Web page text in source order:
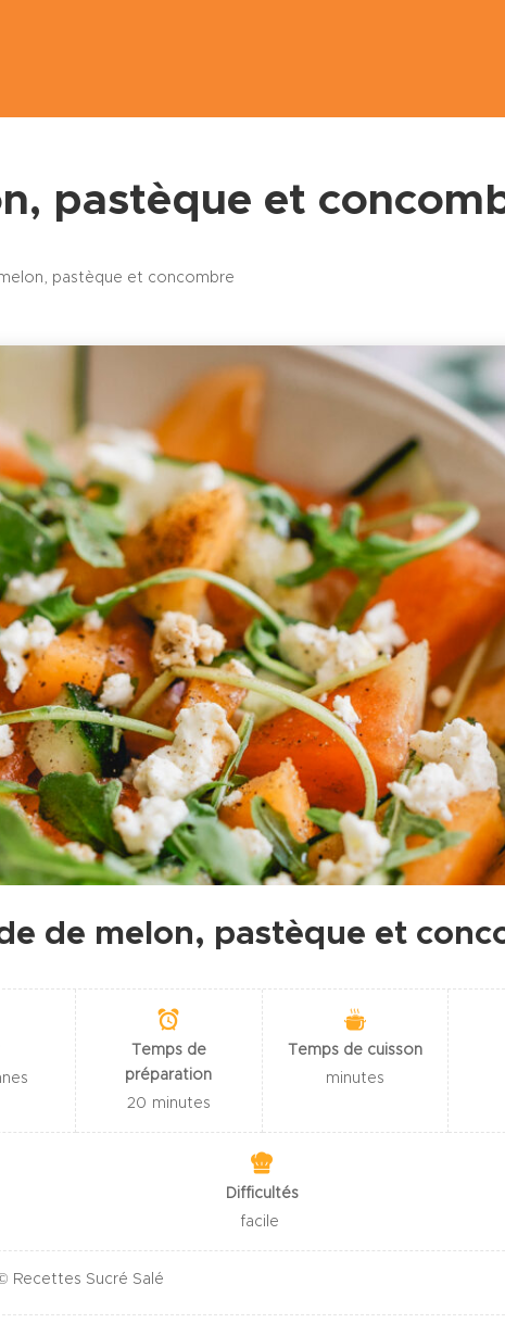
pastèque et
pastèque et concombre
de melon, pastèque et
Temps de
préparation
20 minutes
Temps de cuisson
minutes
Difficultés
facile
Recettes Sucré Salé